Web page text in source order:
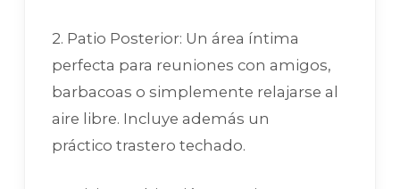
2. Patio Posterior: Un área íntima
perfecta para reuniones con amigos,
barbacoas o simplemente relajarse al
aire libre. Incluye además un
práctico trastero techado.